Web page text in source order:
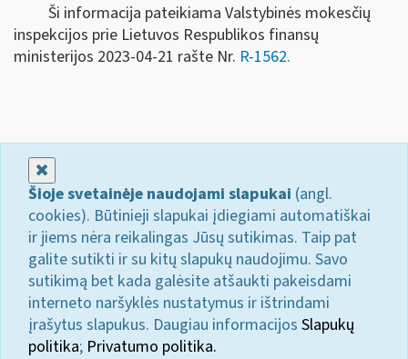
Ši informacija pateikiama Valstybinės mokesčių
inspekcijos prie Lietuvos Respublikos finansų
ministerijos 2023-04-21 rašte Nr. R-1562.
Šioje svetainėje naudojami slapukai (angl.
cookies). Būtinieji slapukai įdiegiami automatiškai
ir jiems nėra reikalingas Jūsų sutikimas. Taip pat
galite sutikti ir su kitų slapukų naudojimu. Savo
sutikimą bet kada galėsite atšaukti pakeisdami
interneto naršyklės nustatymus ir ištrindami
įrašytus slapukus. Daugiau informacijos Slapukų
politika; Privatumo politika.